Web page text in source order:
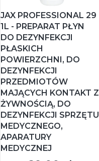
JAX PROFESSIONAL 29
1L - PREPARAT PŁYN
DO DEZYNFEKCJI
PŁASKICH
POWIERZCHNI, DO
DEZYNFEKCJI
PRZEDMIOTÓW
MAJĄCYCH KONTAKT Z
ŻYWNOŚCIĄ, DO
DEZYNFEKCJI SPRZĘTU
MEDYCZNEGO,
APARATURY
MEDYCZNEJ